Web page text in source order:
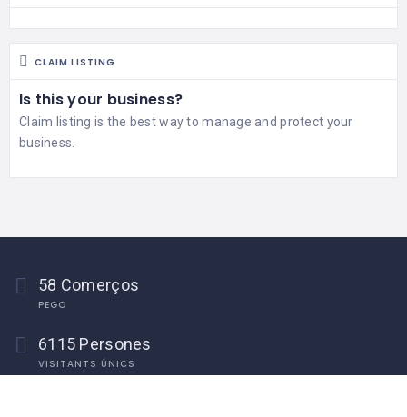
CLAIM LISTING
Is this your business?
Claim listing is the best way to manage and protect your
business.
58 Comerços
PEGO
6115 Persones
VISITANTS ÚNICS